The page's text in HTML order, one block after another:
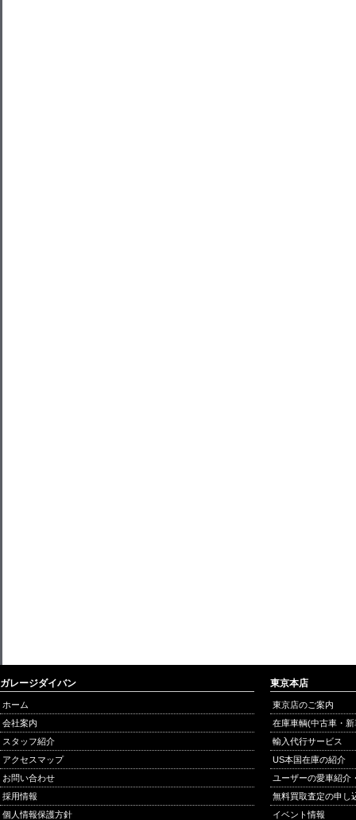
ガレージダイバン
ホーム
会社案内
スタッフ紹介
アクセスマップ
お問い合わせ
採用情報
個人情報保護方針
東京本店
東京店のご案内
在庫車輌(中古車・
輸入代行サービス
US本国在庫の紹介
ユーザーの愛車紹介
無料買取査定の申し
イベント情報